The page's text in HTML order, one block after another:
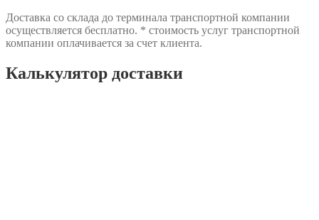
Доставка со склада до терминала транспортной компании
осуществляется бесплатно. * стоимость услуг транспортной
компании оплачивается за счет клиента.
Калькулятор доставки